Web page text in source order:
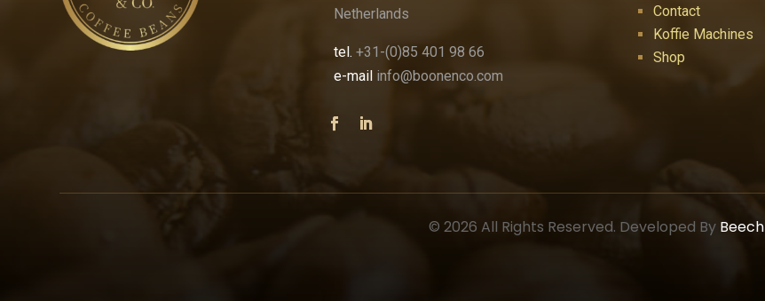
Netherlands
tel. +31-(0)85 401 98 66
e-mail info@boonenco.com
Contact
Koffie Machines
Shop
© 2026 All Rights Reserved. Developed By Beech